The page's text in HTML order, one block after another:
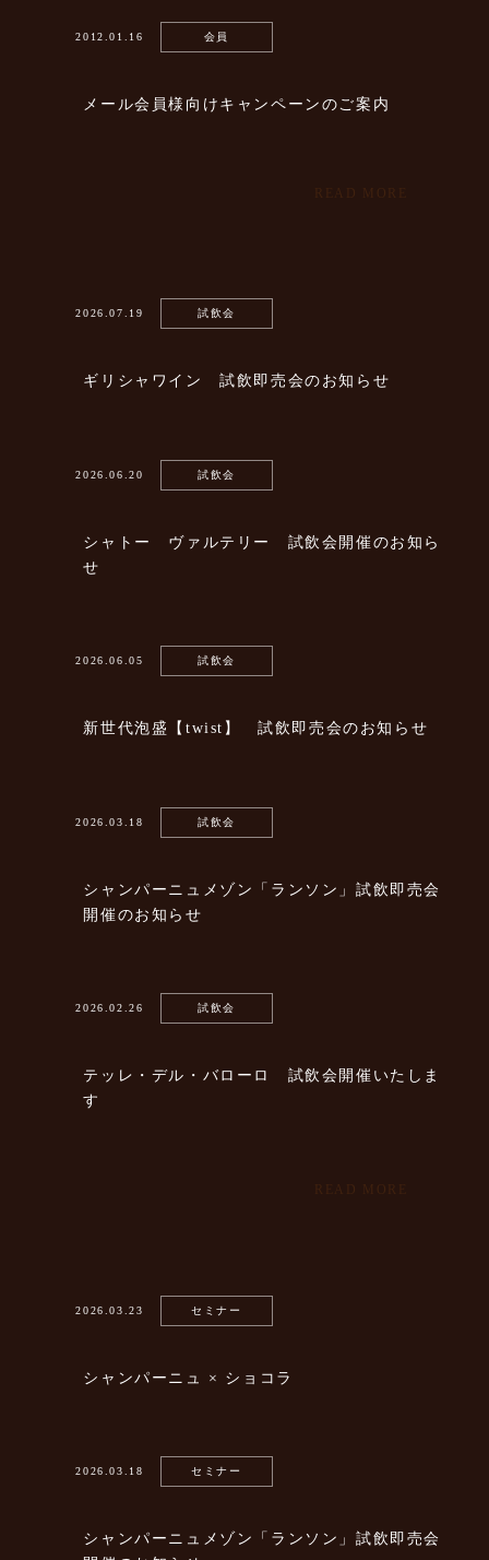
2012.01.16 会員
メール会員様向けキャンペーンのご案内
READ MORE
2026.07.19 試飲会
ギリシャワイン 試飲即売会のお知らせ
2026.06.20 試飲会
シャトー ヴァルテリー 試飲会開催のお知ら
せ
2026.06.05 試飲会
新世代泡盛【twist】 試飲即売会のお知らせ
2026.03.18 試飲会
シャンパーニュメゾン「ランソン」試飲即売会
開催のお知らせ
2026.02.26 試飲会
テッレ・デル・バローロ 試飲会開催いたしま
す
READ MORE
2026.03.23 セミナー
シャンパーニュ × ショコラ
2026.03.18 セミナー
シャンパーニュメゾン「ランソン」試飲即売会